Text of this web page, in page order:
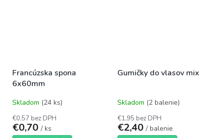
Francúzska spona
6x60mm
Skladom (24 ks)
€0,57 bez DPH
€0,70 / ks
Gumičky do vlasov mix
Skladom (2 balenie)
€1,95 bez DPH
€2,40 / balenie